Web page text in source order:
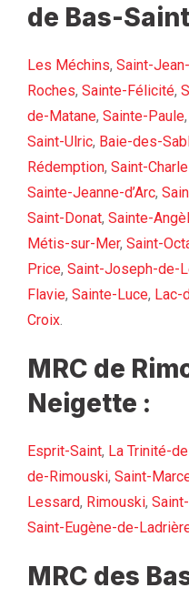
de Bas-
Les Méchins, Saint-
Roches, Sainte-Félicité,
de-Matane, Sainte-Paule,
Saint-Ulric, Baie-des-
Rédemption, Saint-
Sainte-Jeanne-d’Arc,
Saint-Donat, Sainte-
Métis-sur-Mer, Saint-
Price, Saint-Joseph-de-
Flavie, Sainte-Luce, Lac-
Croix.
MRC de
Neigette :
Esprit-Saint, La Trinité-
de-Rimouski, Saint-
Lessard, Rimouski,
Saint-Eugène-de-
MRC des